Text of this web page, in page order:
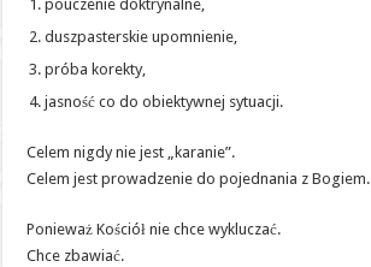
pouczenie doktrynalne,
duszpasterskie upomnienie,
próba korekty,
jasność co do obiektywnej sytuacji.
Celem nigdy nie jest „karanie”.
Celem jest prowadzenie do pojednania z Bogiem.
Ponieważ Kościół nie chce wykluczać.
Chce zbawiać.